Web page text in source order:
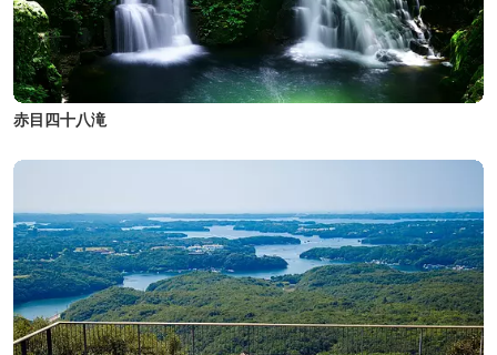
赤目四十八滝